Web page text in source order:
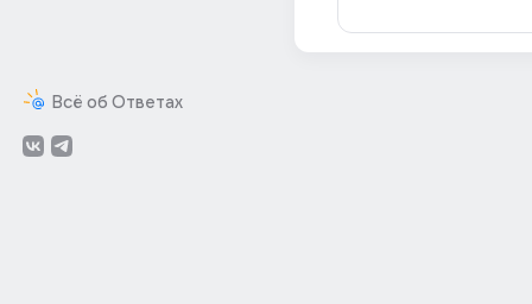
Всё об Ответах